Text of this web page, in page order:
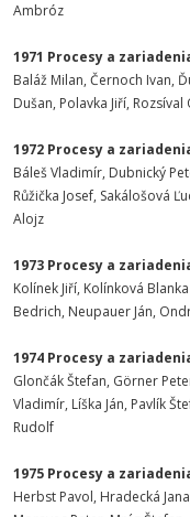
Ambróz
1971 Procesy a
Baláž Milan, Černoch Ivan,
Dušan, Polavka Jiří,
1972 Procesy a
Báleš Vladimír, Dubnický
Růžička Josef, Sakálošová
Alojz
1973 Procesy a
Kolínek Jiří, Kolínková
Bedrich, Neupauer Ján,
1974 Procesy a
Glončák Štefan, Görner
Vladimír, Líška Ján, Pavlík
Rudolf
1975 Procesy a
Herbst Pavol, Hradecká